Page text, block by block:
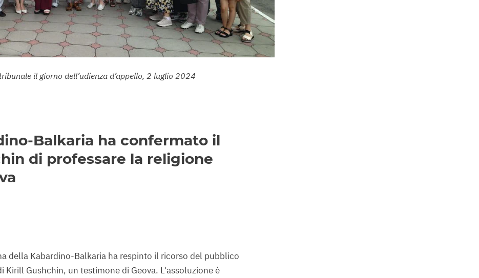
il giorno dell’udienza d’appello, 2 luglio 2024
Balkaria ha confermato il
di professare la religione
della Kabardino-Balkaria ha respinto il ricorso del pubblico
Gushchin, un testimone di Geova. L'assoluzione è